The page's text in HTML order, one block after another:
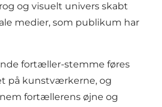
og visuelt univers skabt
medier, som publikum har
fortæller-stemme føres
på kunstværkerne, og
fortællerens øjne og